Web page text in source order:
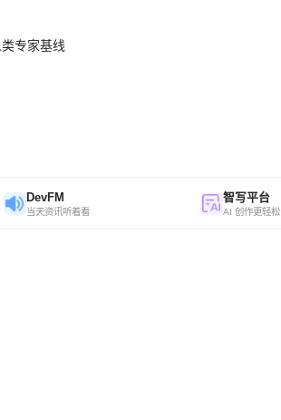
专家基线
DevFM
当天资讯听着看
智写平台
AI 创作更轻松